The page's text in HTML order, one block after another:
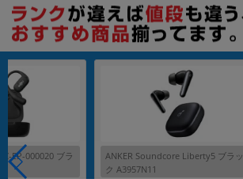
EP-000020 ブラ ANKER Soundcore Liberty5 ブラッ
ク A3957N11
各項目のチェックボックスは「or検索」となります。
ただし機能別のみ「and検索」となります。